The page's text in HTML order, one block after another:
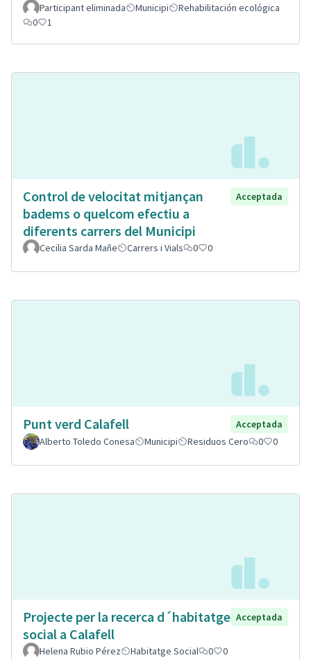
Participant eliminada
Municipi
Rehabilitación ecológica
0
1
Control de velocitat mitjançan
badems o quelcom efectiu a
diferents carrers del Municipi
Acceptada
Cecilia Sarda Mañe Carrers i Vials 0 0
Punt verd Calafell
Acceptada
Alberto Toledo Conesa
Municipi Residuos Cero 0 0
Projecte per la recerca d´habitatge
social a Calafell
Acceptada
Helena Rubio Pérez Habitatge Social 0 0